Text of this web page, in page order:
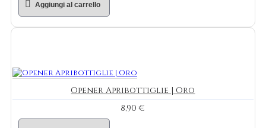
Aggiungi al carrello
Opener Apribottiglie | Oro
8,90 €